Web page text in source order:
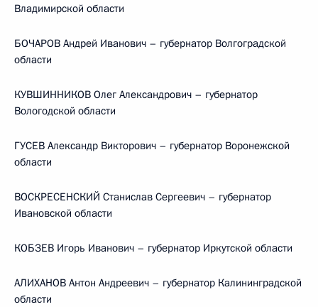
Владимирской области
БОЧАРОВ Андрей Иванович – губернатор Волгоградской
области
КУВШИННИКОВ Олег Александрович – губернатор
Вологодской области
ГУСЕВ Александр Викторович – губернатор Воронежской
области
ВОСКРЕСЕНСКИЙ Станислав Сергеевич – губернатор
Ивановской области
КОБЗЕВ Игорь Иванович – губернатор Иркутской области
АЛИХАНОВ Антон Андреевич – губернатор Калининградской
области